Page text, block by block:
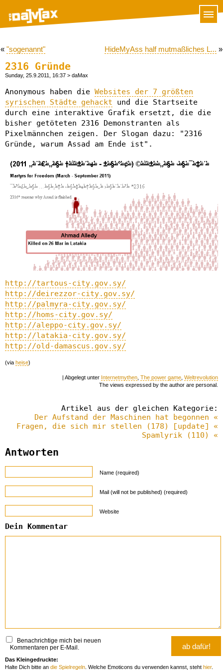
« "sogenannt" HideMyAss half mutmaßliches L... »
2316 Gründe
Sunday, 25.9.2011, 16:37 > daMax
Anonymous haben die Websites der 7 größten
syrischen Städte gehackt und die Startseite
durch eine interaktive Grafik ersetzt, die die
bisher getöteten 2316 Demonstranten als
Pixelmännchen zeigen. Der Slogan dazu: "2316
Gründe, warum Assad am Ende ist".
http://tartous-city.gov.sy/
http://deirezzor-city.gov.sy/
http://palmyra-city.gov.sy/
http://homs-city.gov.sy/
http://aleppo-city.gov.sy/
http://latakia-city.gov.sy/
http://old-damascus.gov.sy/
(via heise)
| Abgelegt unter Internetmythen The power game Weltrevolution
The views expressed by the author are personal.
Artikel aus der gleichen Kategorie:
Der Aufstand der Maschinen hat begonnen «
Fragen, die sich mir stellen (178) [update] «
Spamlyrik (110) «
Antworten
Name (required)
Mail (will not be published) (required)
Website
Dein Kommentar
Benachrichtige mich bei neuen
Kommentaren per E-Mail.
Das Kleingedruckte:
Halte Dich bitte an die Spielregeln . Welche Emoticons du verwenden kannst, steht hier.